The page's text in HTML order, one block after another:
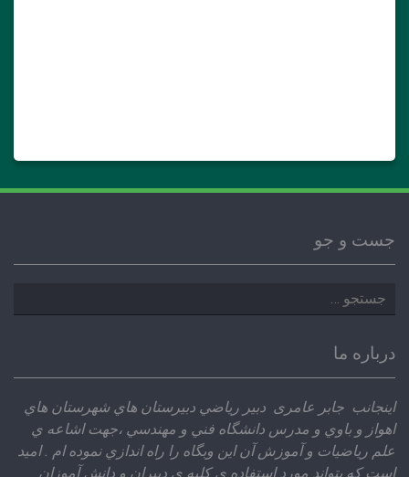
جست و جو
جستجو
برای:
درباره ما
اينجانب جابر عامری دبير رياضي دبيرستان هاي شهرستان هاي
اهواز و باوي و مدرس دانشگاه فني و مهندسي ،‌جهت اشاعه ي
علم رياضيات و آموزش آن اين وبگاه را راه اندازي نموده ام . اميد
است كه بتواند مورد استفاده ي كليه ي دبيران و دانش آموزان